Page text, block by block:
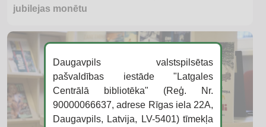
jubilejas monētu
Daugavpils valstspilsētas
pašvaldības iestāde "Latgales
Centrālā bibliotēka" (Reģ. Nr.
90000066637, adrese Rīgas iela 22A,
Daugavpils, Latvija, LV-5401) tīmekļa